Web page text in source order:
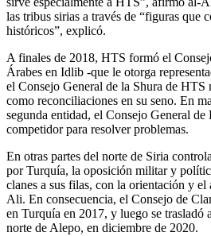
las tribus sirias a través de “figuras que
históricos”, explicó.
A finales de 2018, HTS formó el
Árabes en Idlib -que le otorga
el Consejo General de la Shura de
como reconciliaciones en su seno. En
segunda entidad, el Consejo General
competidor para resolver problemas.
En otras partes del norte de Siria
por Turquía, la oposición militar y
clanes a sus filas, con la orientación y
Ali. En consecuencia, el Consejo de
en Turquía en 2017, y luego se trasladó
norte de Alepo, en diciembre de 2020.